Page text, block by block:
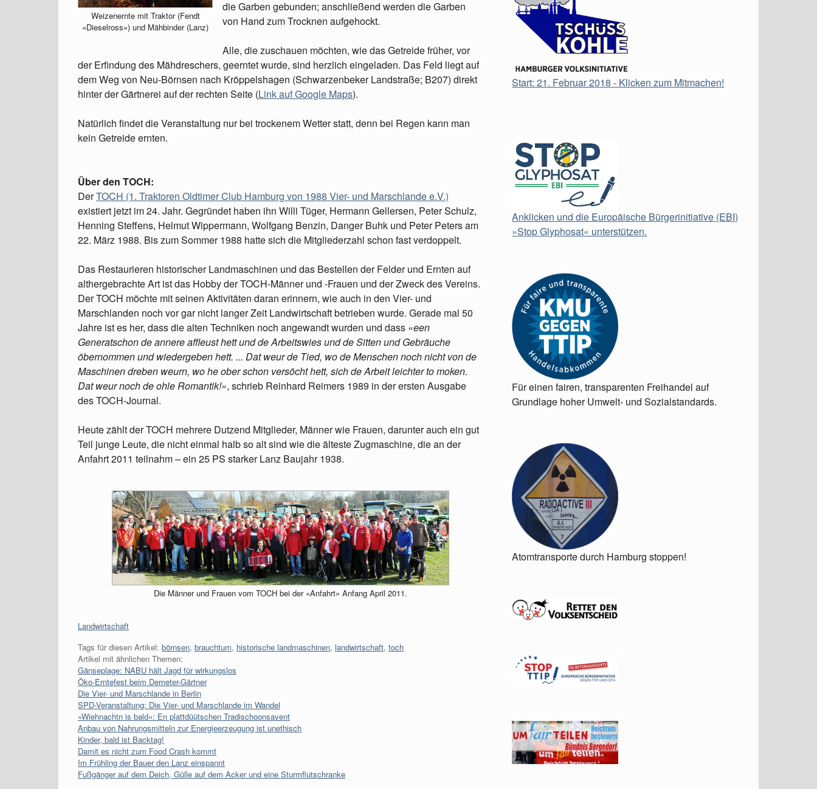
Weizenernte mit Traktor (Fendt
«Dieselross») und Mähbinder (Lanz)
die Garben gebunden; anschließend werden die Garben
von Hand zum Trocknen aufgehockt.
Alle, die zuschauen möchten, wie das Getreide früher, vor
der Erfindung des Mähdreschers, geerntet wurde, sind herzlich eingeladen. Das Feld liegt auf
dem Weg von Neu-Börnsen nach Kröppelshagen (Schwarzenbeker Landstraße; B207) direkt
hinter der Gärtnerei auf der rechten Seite (Link auf Google Maps).
Natürlich findet die Veranstaltung nur bei trockenem Wetter statt, denn bei Regen kann man
kein Getreide ernten.
Über den TOCH:
DerTOCH (1. Traktoren Oldtimer Club Hamburg von 1988 Vier- und Marschlande e.V.)
existiert jetzt im 24. Jahr. Gegründet haben ihn Willi Tüger, Hermann Gellersen, Peter Schulz,
Henning Steffens, Helmut Wippermann, Wolfgang Benzin, Danger Buhk und Peter Peters am
22. März 1988. Bis zum Sommer 1988 hatte sich die Mitgliederzahl schon fast verdoppelt.
Das Restaurieren historischer Landmaschinen und das Bestellen der Felder und Ernten auf
althergebrachte Art ist das Hobby der TOCH-Männer und -Frauen und der Zweck des Vereins.
Der TOCH möchte mit seinen Aktivitäten daran erinnern, wie auch in den Vier- und
Marschlanden noch vor gar nicht langer Zeit Landwirtschaft betrieben wurde. Gerade mal 50
Jahre ist es her, dass die alten Techniken noch angewandt wurden und dass «een
Generatschon de annere affleust hett und de Arbeitswies und de Sitten und Gebräuche
öbernommen und wiedergeben hett. ... Dat weur de Tied, wo de Menschen noch nicht von de
Maschinen dreben weurn, wo he ober schon versöcht hett, sich de Arbeit leichter to moken.
Dat weur noch de ohle Romantik!», schrieb Reinhard Reimers 1989 in der ersten Ausgabe
des TOCH-Journal.
Heute zählt der TOCH mehrere Dutzend Mitglieder, Männer wie Frauen, darunter auch ein gut
Teil junge Leute, die nicht einmal halb so alt sind wie die älteste Zugmaschine, die an der
Anfahrt 2011 teilnahm – ein 25 PS starker Lanz Baujahr 1938.
Die Männer und Frauen vom TOCH bei der «Anfahrt» Anfang April 2011.
Kategorien:
Landwirtschaft
Tags für diesen Artikel: börnsen, brauchtum, historische landmaschinen, landwirtschaft, toch
Artikel mit ähnlichen Themen:
Gänseplage: NABU hält Jagd für wirkungslos
Öko-Erntefest beim Demeter-Gärtner
Die Vier- und Marschlande in Berlin
SPD-Veranstaltung: Die Vier- und Marschlande im Wandel
»Wiehnachtn is bald«: En plattdüütschen Tradischoonsavent
Anbau von Nahrungsmitteln zur Energieerzeugung ist unethisch
Kinder, bald ist Backtag!
Damit es nicht zum Food Crash kommt
Im Frühling der Bauer den Lanz einspannt
Fußgänger auf dem Deich, Gülle auf dem Acker und eine Sturmflutschranke
Start: 21. Februar 2018 - Klicken zum Mitmachen!
Anklicken und die Europäische Bürgerinitiative (EBI)
»Stop Glyphosat« unterstützen.
Für einen fairen, transparenten Freihandel auf
Grundlage hoher Umwelt- und Sozialstandards.
Atomtransporte durch Hamburg stoppen!